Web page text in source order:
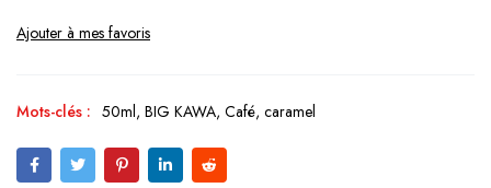
Mots-clés : 50ml, BIG KAWA, Café, caramel